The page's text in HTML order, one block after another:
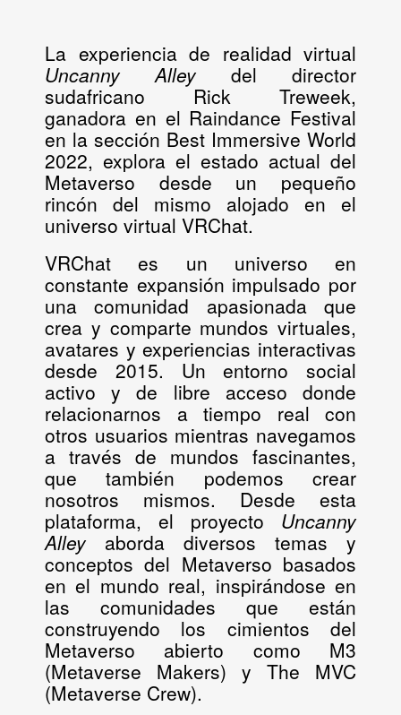
La experiencia de realidad virtual
Uncanny Alley del director
sudafricano Rick Treweek,
ganadora en el Raindance Festival
en la sección Best Immersive World
2022, explora el estado actual del
Metaverso desde un pequeño
rincón del mismo alojado en el
universo virtual VRChat.
VRChat es un universo en
constante expansión impulsado por
una comunidad apasionada que
crea y comparte mundos virtuales,
avatares y experiencias interactivas
desde 2015. Un entorno social
activo y de libre acceso donde
relacionarnos a tiempo real con
otros usuarios mientras navegamos
a través de mundos fascinantes,
que también podemos crear
nosotros mismos. Desde esta
plataforma, el proyecto Uncanny
Alley aborda diversos temas y
conceptos del Metaverso basados
en el mundo real, inspirándose en
las comunidades que están
construyendo los cimientos del
Metaverso abierto como M3
(Metaverse Makers) y The MVC
(Metaverse Crew).